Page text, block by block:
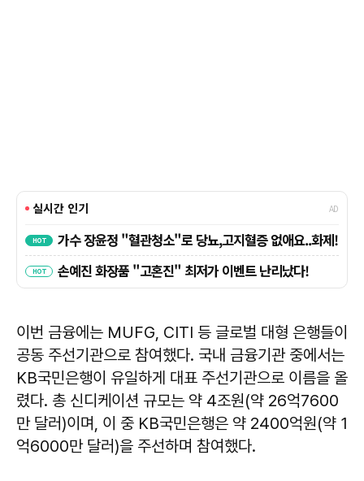
이번 금융에는 MUFG, CITI 등 글로벌 대형 은행들이
공동 주선기관으로 참여했다. 국내 금융기관 중에서는
KB국민은행이 유일하게 대표 주선기관으로 이름을 올
렸다. 총 신디케이션 규모는 약 4조원(약 26억7600
만 달러)이며, 이 중 KB국민은행은 약 2400억원(약 1
억6000만 달러)을 주선하며 참여했다.